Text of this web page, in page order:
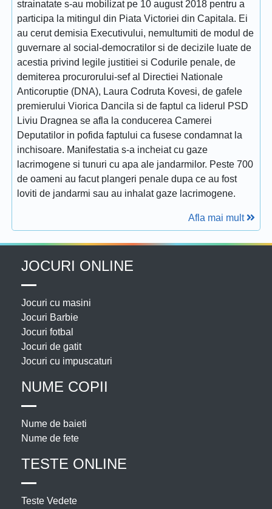
strainatate s-au mobilizat pe 10 august 2018 pentru a
participa la mitingul din Piata Victoriei din Capitala. Ei
au cerut demisia Executivului, nemultumiti de modul de
guvernare al social-democratilor si de decizile luate de
acestia privind legile justitiei si Codurile penale, de
demiterea procurorului-sef al Directiei Nationale
Anticoruptie (DNA), Laura Codruta Kovesi, de gafele
premierului Viorica Dancila si de faptul ca liderul PSD
Liviu Dragnea se afla la conducerea Camerei
Deputatilor in pofida faptului ca fusese condamnat la
inchisoare. Manifestatia s-a incheiat cu gaze
lacrimogene si tunuri cu apa ale jandarmilor. Peste 700
de oameni au facut plangeri penale dupa ce au fost
loviti de jandarmi sau au inhalat gaze lacrimogene.
Afla mai mult
JOCURI ONLINE
Jocuri cu masini
Jocuri Barbie
Jocuri fotbal
Jocuri de gatit
Jocuri cu impuscaturi
NUME COPII
Nume de baieti
Nume de fete
TESTE ONLINE
Teste Vedete